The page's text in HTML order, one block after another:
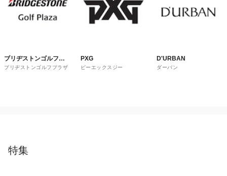
ブリヂストンゴルフプ
ラザ
ブリヂストンゴルフプラザ
PXG
ピーエックスジー
D'URBAN
ダーバン
特集